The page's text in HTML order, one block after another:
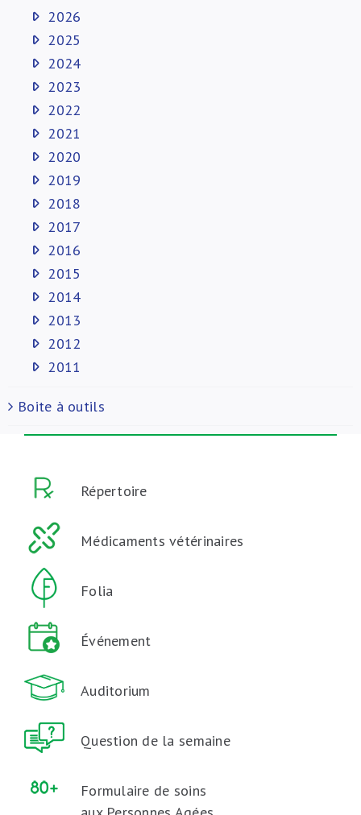
2026
2025
2024
2023
2022
2021
2020
2019
2018
2017
2016
2015
2014
2013
2012
2011
Boite à outils
Répertoire
Médicaments vétérinaires
Folia
Événement
Auditorium
Question de la semaine
Formulaire de soins